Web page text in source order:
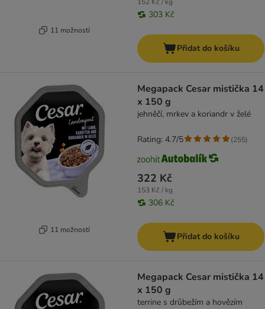
11 možností
303 Kč
Přidat do košíku
11 možností
Megapack Cesar mistička 14
x 150 g
jehněčí, mrkev a koriandr v želé
322 Kč
153 Kč / kg
306 Kč
Rating: 4.7/5 (255)
Přidat do košíku
Megapack Cesar mistička 14
x 150 g
terrine s drůbežím a hovězím